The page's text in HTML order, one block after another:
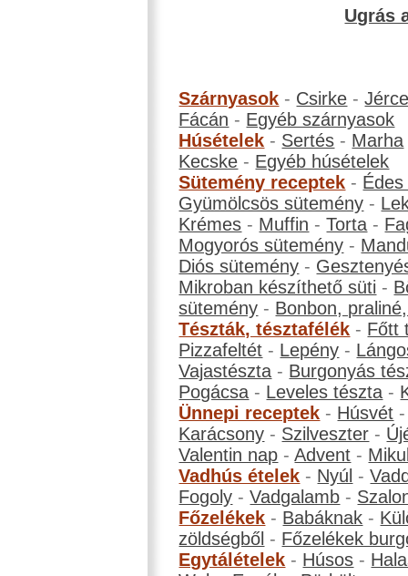
Ugrás
Szárnyasok - Csirke -
Fácán - Egyéb szárnyasok
Húsételek - Sertés - Marha
Kecske - Egyéb húsételek
Sütemény receptek -
Gyümölcsös sütemény -
Krémes - Muffin -Torta -
Mogyorós sütemény -
Diós sütemény -
Mikroban készíthető süti -
sütemény - Bonbon,
Tészták, tésztafélék - Főtt
Pizzafeltét - Lepény -
Vajastészta - Burgonyás
Pogácsa - Leveles tészta -
Ünnepi receptek - Húsvét
Karácsony - Szilveszter -
Valentin nap -Advent -
Vadhús ételek - Nyúl -
Fogoly -Vadgalamb -
Főzelékek - Babáknak -
zöldségből - Főzelékek
Egytálételek - Húsos -